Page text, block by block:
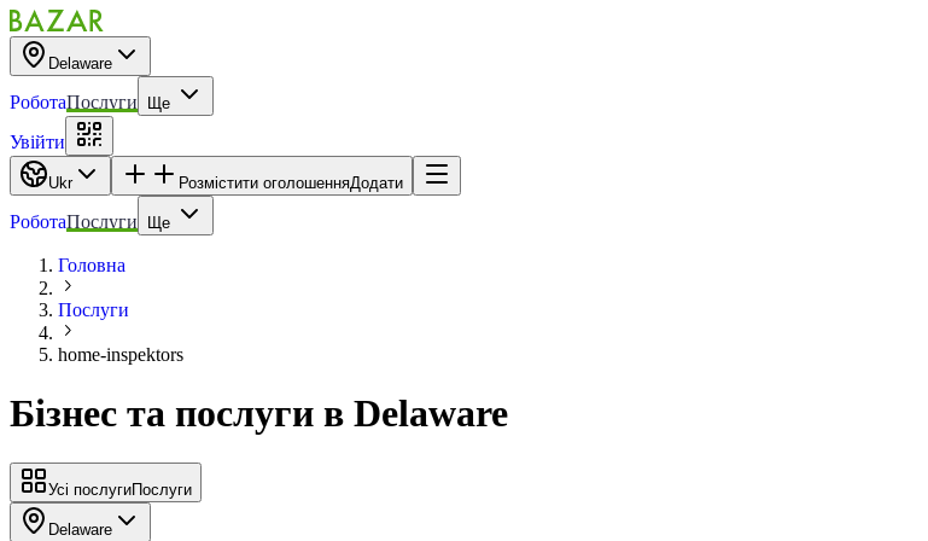
Delaware
РоботаПослуги Ще
Увійти
Ukr Розмістити оголошенняДодати
РоботаПослуги Ще
Головна
Послуги
home-inspektors
Бізнес та послуги в Delaware
Усі послугиПослуги
Delaware